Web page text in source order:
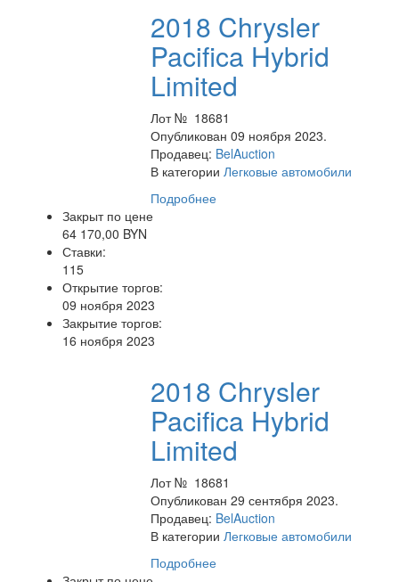
2018 Chrysler
Pacifica Hybrid
Limited
Лот № 18681
Опубликован 09 ноября 2023.
Продавец: BelAuction
В категорииЛегковые автомобили
Подробнее
Закрыт по цене
64 170,00 BYN
Ставки:
115
Открытие торгов:
09 ноября 2023
Закрытие торгов:
16 ноября 2023
2018 Chrysler
Pacifica Hybrid
Limited
Лот № 18681
Опубликован 29 сентября 2023.
Продавец: BelAuction
В категорииЛегковые автомобили
Подробнее